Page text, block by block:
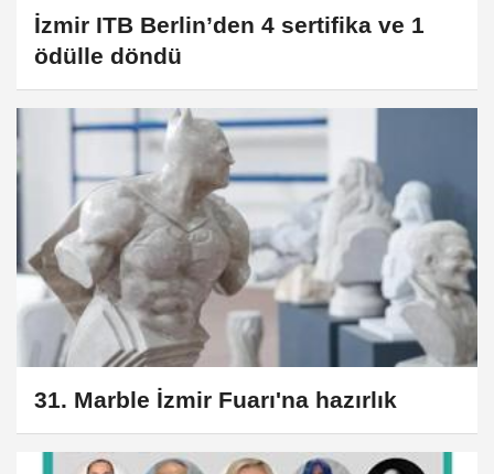
İzmir ITB Berlin’den 4 sertifika ve 1
ödülle döndü
31. Marble İzmir Fuarı'na hazırlık